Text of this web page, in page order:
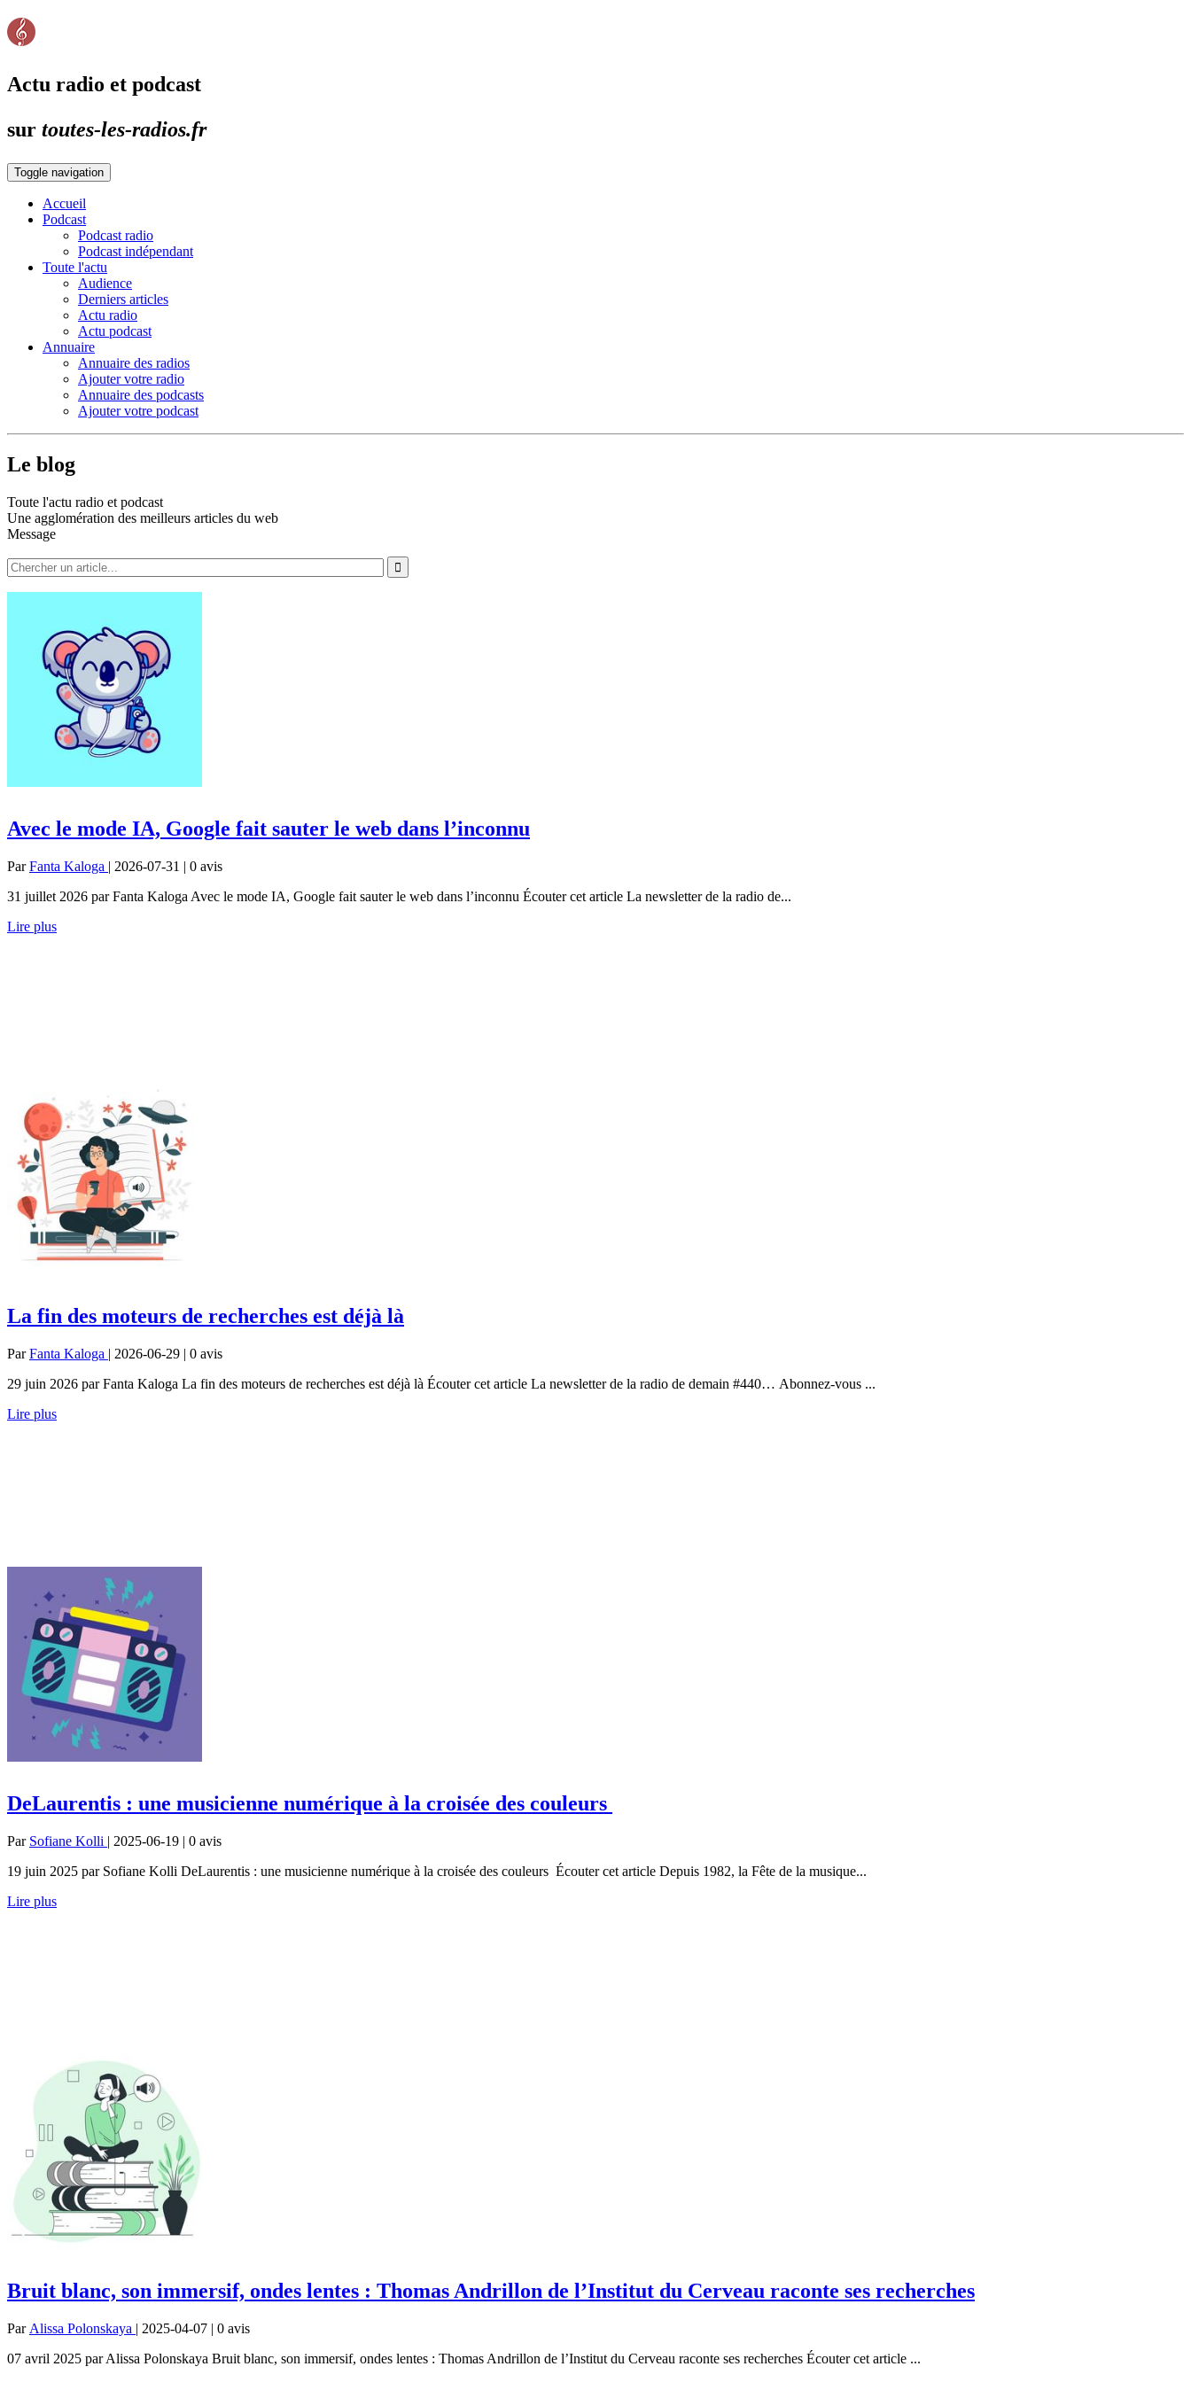
Actu radio et podcast
sur toutes-les-radios.fr
Toggle navigation
Accueil
Podcast
Podcast radio
Podcast indépendant
Toute l'actu
Audience
Derniers articles
Actu radio
Actu podcast
Annuaire
Annuaire des radios
Ajouter votre radio
Annuaire des podcasts
Ajouter votre podcast
Le blog
Toute l'actu radio et podcast
Une agglomération des meilleurs articles du web
Message
Avec le mode IA, Google fait sauter le web dans l’inconnu
ParFanta Kaloga | 2026-07-31 | 0 avis
31 juillet 2026 par Fanta Kaloga Avec le mode IA, Google fait sauter le web dans l’inconnu Écouter cet article La newsletter de la radio de...
Lire plus
La fin des moteurs de recherches est déjà là
ParFanta Kaloga | 2026-06-29 | 0 avis
29 juin 2026 par Fanta Kaloga La fin des moteurs de recherches est déjà là Écouter cet article La newsletter de la radio de demain #440… Abonnez-vous ...
Lire plus
DeLaurentis : une musicienne numérique à la croisée des couleurs
Par Sofiane Kolli | 2025-06-19 | 0 avis
19 juin 2025 par Sofiane Kolli DeLaurentis : une musicienne numérique à la croisée des couleurs Écouter cet article Depuis 1982, la Fête de la musique...
Lire plus
Bruit blanc, son immersif, ondes lentes : Thomas Andrillon de l’Institut du Cerveau raconte ses recherches
Par Alissa Polonskaya | 2025-04-07 | 0 avis
07 avril 2025 par Alissa Polonskaya Bruit blanc, son immersif, ondes lentes : Thomas Andrillon de l’Institut du Cerveau raconte ses recherches Écouter cet article ...